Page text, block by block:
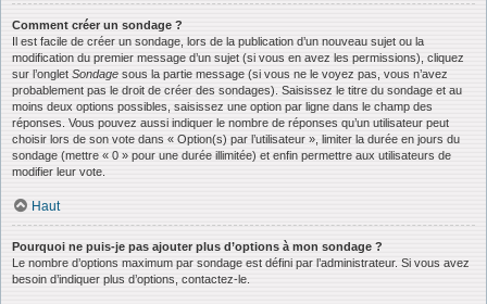
Comment créer un sondage ?
Il est facile de créer un sondage, lors de la publication d’un nouveau sujet ou la
modification du premier message d’un sujet (si vous en avez les permissions), cliquez
sur l’onglet Sondage sous la partie message (si vous ne le voyez pas, vous n’avez
probablement pas le droit de créer des sondages). Saisissez le titre du sondage et au
moins deux options possibles, saisissez une option par ligne dans le champ des
réponses. Vous pouvez aussi indiquer le nombre de réponses qu’un utilisateur peut
choisir lors de son vote dans « Option(s) par l’utilisateur », limiter la durée en jours du
sondage (mettre « 0 » pour une durée illimitée) et enfin permettre aux utilisateurs de
modifier leur vote.
Haut
Pourquoi ne puis-je pas ajouter plus d’options à mon sondage ?
Le nombre d’options maximum par sondage est défini par l’administrateur. Si vous avez
besoin d’indiquer plus d’options, contactez-le.